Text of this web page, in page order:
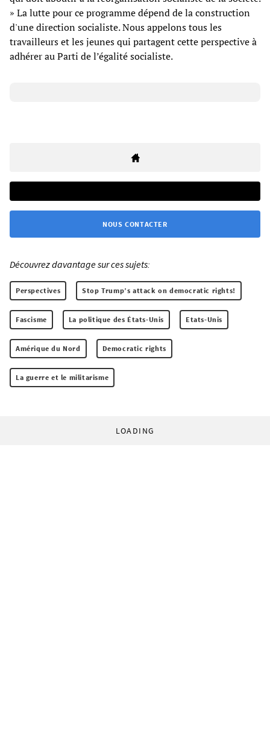
» La lutte pour ce programme dépend de la construction
d'une direction socialiste. Nous appelons tous les
travailleurs et les jeunes qui partagent cette perspective à
adhérer au Parti de l’égalité socialiste.
NOUS CONTACTER
Découvrez davantage sur ces sujets:
Perspectives Stop Trump’s attack on democratic rights!
Fascisme La politique des États-Unis Etats-Unis
Amérique du Nord Democratic rights
La guerre et le militarisme
LOADING